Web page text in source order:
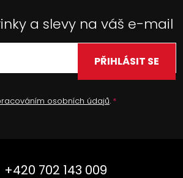
a slevy na váš e-mail
osobních údajů.
PŘIHLÁSIT SE
+420 702 143 009